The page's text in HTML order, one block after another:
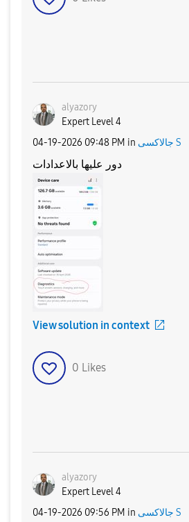
alyazory
Expert Level 4
‎04-19-2026 09:48 PM in جالاكسى S
دور عليها بالاعدادات
View solution in context
0 Likes
alyazory
Expert Level 4
‎04-19-2026 09:56 PM in جالاكسى S